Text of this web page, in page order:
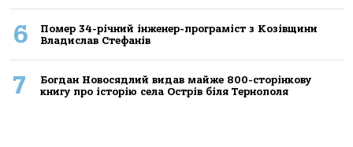
6
Помер 34-річний інженер-програміст з Козівщини
Владислав Стефанів
7
Богдан Новосядлий видав майже 800-сторінкову
книгу про історію села Острів біля Тернополя